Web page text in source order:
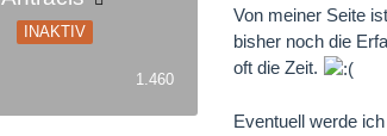
INAKTIV
1.460
Von meiner Seite
bisher noch die
oft die Zeit.
Eventuell werde